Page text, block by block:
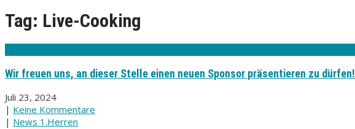
Tag: Live-Cooking
Wir freuen uns, an dieser Stelle einen neuen Sponsor präsentieren zu dürfen!
Juli 23, 2024
| Keine Kommentare
| News 1.Herren